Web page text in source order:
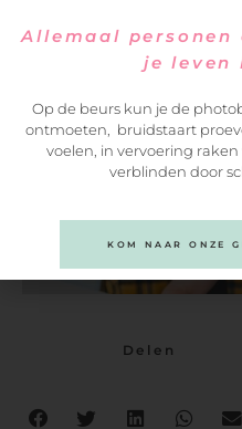
Delen
Allemaal
je leven
Op de beurs kun je de
ontmoeten, bruidstaart
voelen, in vervoering
verblinden door
KOM NAAR ONZE